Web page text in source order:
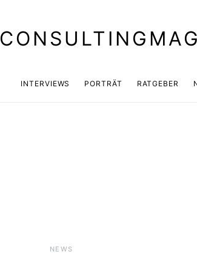
INTERVIEWS PORTRÄT RATGEBER
NEWS